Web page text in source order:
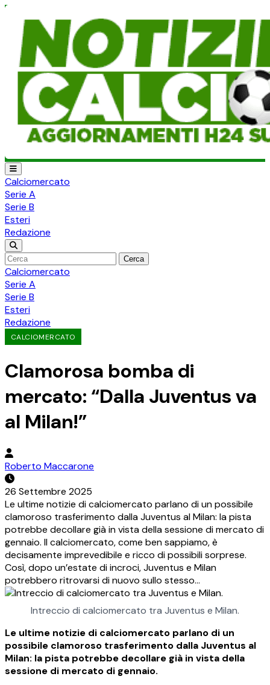
Calciomercato
Serie A
Serie B
Esteri
Redazione
Cerca
Calciomercato
Serie A
Serie B
Esteri
Redazione
CALCIOMERCATO
Clamorosa bomba di
mercato: “Dalla Juventus va
al Milan!”
Roberto Maccarone
26 Settembre 2025
Le ultime notizie di calciomercato parlano di un possibile
clamoroso trasferimento dalla Juventus al Milan: la pista
potrebbe decollare già in vista della sessione di mercato di
gennaio. Il calciomercato, come ben sappiamo, è
decisamente imprevedibile e ricco di possibili sorprese.
Così, dopo un’estate di incroci, Juventus e Milan
potrebbero ritrovarsi di nuovo sullo stesso…
Intreccio di calciomercato tra Juventus e Milan.
Le ultime notizie di calciomercato parlano di un
possibile clamoroso trasferimento dalla Juventus al
Milan: la pista potrebbe decollare già in vista della
sessione di mercato di gennaio.